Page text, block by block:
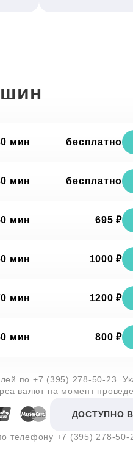
мин бесплатно
мин бесплатно
мин 695 ₽
мин 1000 ₽
мин 1200 ₽
мин 800 ₽
по +7 (395) 278-50-23 .
валют на момент
ДОСТУПНО
телефону +7 (395) 278-50-